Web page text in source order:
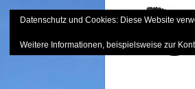
to
Datenschutz und Cookies: Diese Website
Weitere Informationen, beispielsweise zur